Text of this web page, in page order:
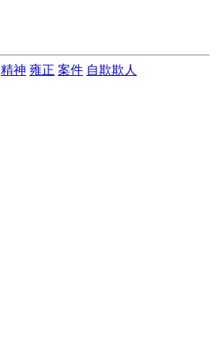
精神 雍正 案件 自欺欺人